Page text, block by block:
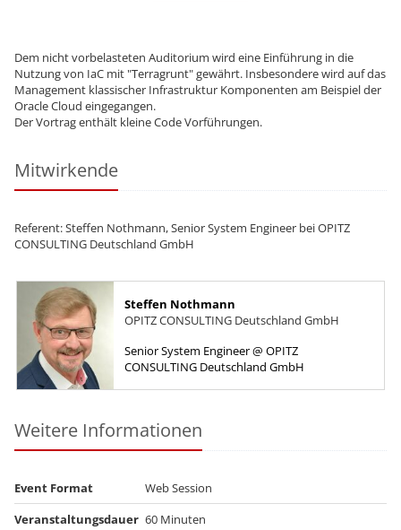
Dem nicht vorbelasteten Auditorium wird eine Einführung in die
Nutzung von IaC mit "Terragrunt" gewährt. Insbesondere wird auf das
Management klassischer Infrastruktur Komponenten am Beispiel der
Oracle Cloud eingegangen.
Der Vortrag enthält kleine Code Vorführungen.
Mitwirkende
Referent: Steffen Nothmann, Senior System Engineer bei OPITZ
CONSULTING Deutschland GmbH
Steffen Nothmann
OPITZ CONSULTING Deutschland GmbH
Senior System Engineer @ OPITZ
CONSULTING Deutschland GmbH
Weitere Informationen
Event Format
Web Session
Veranstaltungsdauer 60 Minuten